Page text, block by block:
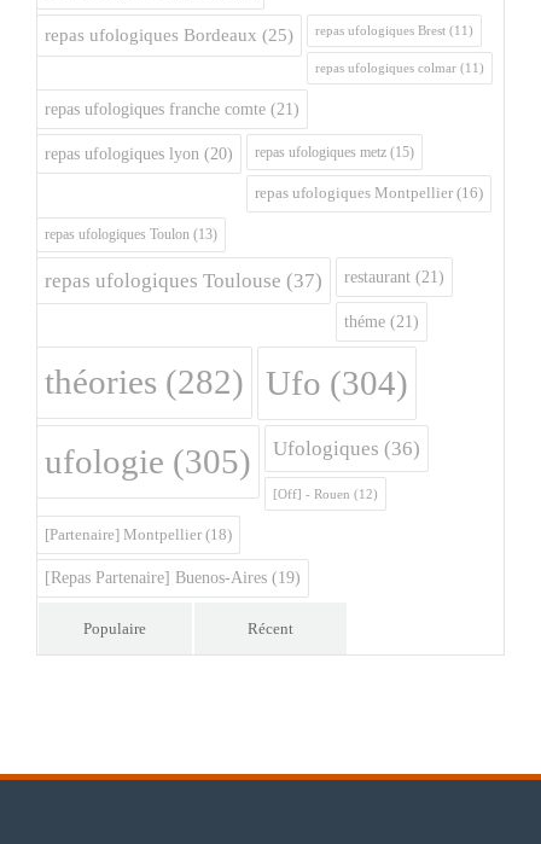
repas ufologiques Bordeaux (25) repas ufologiques Brest (11)
repas ufologiques colmar (11)
repas ufologiques franche comte (21)
repas ufologiques lyon (20) repas ufologiques metz (15)
repas ufologiques Montpellier (16)
repas ufologiques Toulon (13)
repas ufologiques Toulouse (37) restaurant (21)
théme (21)
théories (282) Ufo (304)
ufologie (305) Ufologiques (36)
[Off] - Rouen (12)
[Partenaire] Montpellier (18)
[Repas Partenaire] Buenos-Aires (19)
Populaire Récent